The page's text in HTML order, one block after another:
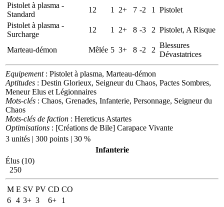
Pistolet à plasma -
Standard
12 1 2+ 7 -2 1
Pistolet
Pistolet à plasma -
Surcharge
12 1 2+ 8 -3 2 Pistolet, A Risque
Marteau-démon Mêlée 5 3+ 8 -2 2
Blessures
Dévastatrices
Equipement: Pistolet à plasma, Marteau-démon
Aptitudes : Destin Glorieux, Seigneur du Chaos, Pactes Sombres,
Meneur Elus et Légionnaires
Mots-clés : Chaos, Grenades, Infanterie, Personnage, Seigneur du
Chaos
Mots-clés de faction : Hereticus Astartes
Optimisations : [Créations de Bile] Carapace Vivante
3 unités | 300 points | 30 %
Infanterie
Élus (10)
250
M E SV PV CD CO
6 4 3+ 3 6+
1